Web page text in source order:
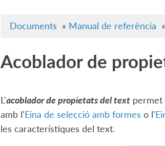
Documents » Manual de referència »
Acoblador de
L'acoblador de propietats del textpermet
amb l'Eina de selecció amb formes o l'
les característiques del text.